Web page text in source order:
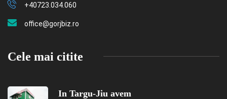
+40723.034.060
office@gorjbiz.ro
Cele mai citite
In Targu-Jiu avem